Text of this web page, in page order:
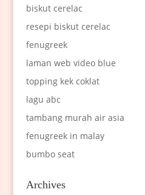
biskut cerelac
resepi biskut cerelac
fenugreek
laman web video blue
topping kek coklat
lagu abc
tambang murah air asia
fenugreek in malay
bumbo seat
Archives